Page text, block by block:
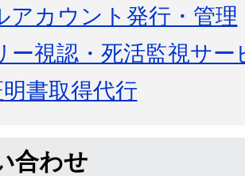
アカウント発行・管理
ー視認・死活監視サー
明書取得代行
合わせ